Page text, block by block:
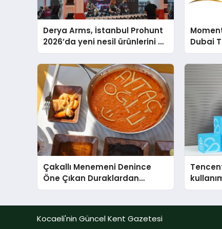
Derya Arms, İstanbul Prohunt
2026’da yeni nesil ürünlerini ve
global marka vizyonunu
sergiledi
Dubai
Çakallı Menemeni Denince
Öne Çıkan Duraklardan
Aytaçoğlu Menemen
Kocaeli'nin Güncel Kent Gazetesi